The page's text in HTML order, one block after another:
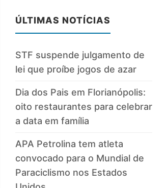
ÚLTIMAS NOTÍCIAS
STF suspende julgamento de
lei que proíbe jogos de azar
Dia dos Pais em Florianópolis:
oito restaurantes para celebrar
a data em família
APA Petrolina tem atleta
convocado para o Mundial de
Paraciclismo nos Estados